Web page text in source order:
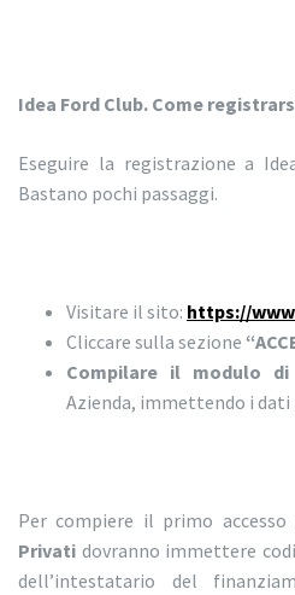
Idea Ford Club. Come
Eseguire la registrazione a
Bastano pochi passaggi.
Visitare il sito: https://
Cliccare sulla sezione
Compilare il modulo di
Azienda, immettendo i dati
Per compiere il primo
Privati dovranno immettere
dell’intestatario del